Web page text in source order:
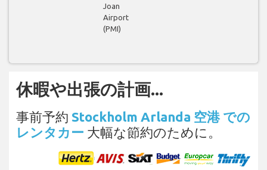
Joan
Airport
(PMI)
休暇や出張の計画...
事前予約 Stockholm Arlanda 空港 での
レンタカー 大幅な節約のために。